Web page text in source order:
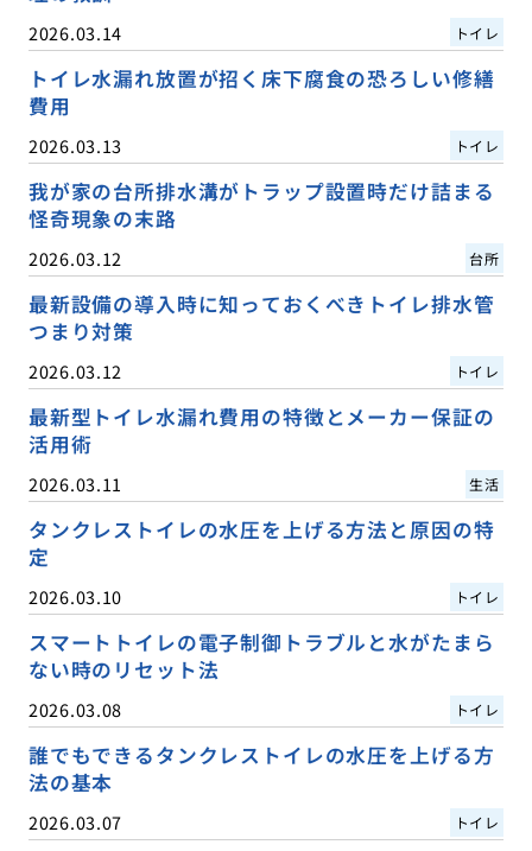
2026.03.14 トイレ
トイレ水漏れ放置が招く床下腐食の恐ろしい修繕
費用
2026.03.13 トイレ
我が家の台所排水溝がトラップ設置時だけ詰まる
怪奇現象の末路
2026.03.12 台所
最新設備の導入時に知っておくべきトイレ排水管
つまり対策
2026.03.12 トイレ
最新型トイレ水漏れ費用の特徴とメーカー保証の
活用術
2026.03.11 生活
タンクレストイレの水圧を上げる方法と原因の特
定
2026.03.10 トイレ
スマートトイレの電子制御トラブルと水がたまら
ない時のリセット法
2026.03.08 トイレ
誰でもできるタンクレストイレの水圧を上げる方
法の基本
2026.03.07 トイレ